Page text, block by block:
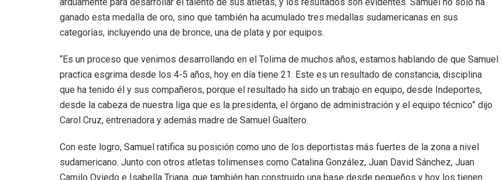
ganado esta medalla de oro, sino que también ha acumulado tres medallas sudamericanas en sus
categorías, incluyendo una de bronce, una de plata y por equipos.
“Es un proceso que venimos desarrollando en el Tolima de muchos años, estamos hablando de que Samuel
practica esgrima desde los 4-5 años, hoy en día tiene 21. Este es un resultado de constancia, disciplina
que ha tenido él y sus compañeros, porque el resultado ha sido un trabajo en equipo, desde Indeportes,
desde la cabeza de nuestra liga que es la presidenta, el órgano de administración y el equipo técnico” dijo
Carol Cruz, entrenadora y además madre de Samuel Gualtero.
Con este logro, Samuel ratifica su posición como uno de los deportistas más fuertes de la zona a nivel
sudamericano. Junto con otros atletas tolimenses como Catalina González, Juan David Sánchez, Juan
Camilo Oviedo e Isabella Triana, que también han construido una base desde pequeños y hoy los tienen